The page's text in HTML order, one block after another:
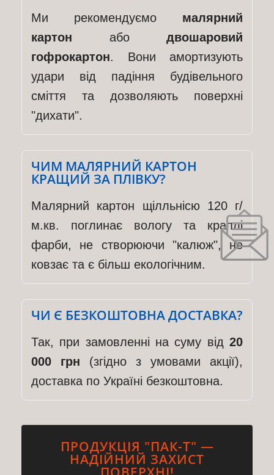
Ми рекомендуємо малярний
картон або двошаровий
гофрокартон. Вони амортизують
удари від падіння будівельного
сміття та дозволяють поверхні
"дихати".
ЧИМ МАЛЯРНИЙ КАРТОН
КРАЩИЙ ЗА ПЛІВКУ?
Малярний картон щілльнісю 120 г/
м.кв. поглинає вологу та краплі
фарби, не створюючи "калюж", не
ковзає та є більш екологічним.
ЧИ Є БЕЗКОШТОВНА ДОСТАВКА?
Так, при замовленні на суму від 20
000 грн (згідно з умовами акції),
доставка по Україні безкоштовна.
ПРОДУКЦІЯ "ПАК-Т" —
НАДІЙНИЙ ЗАХИСТ